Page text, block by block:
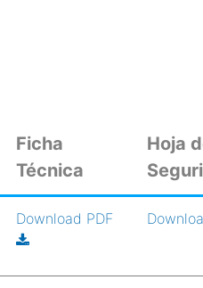
Ficha
Técnica
Hoja
Download PDF